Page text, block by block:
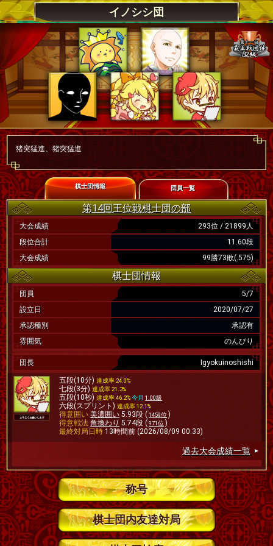
イノシシ団
猪突猛進、猪突猛進
棋士団情報 団員一覧
第14回王位戦棋士団の部
大会成績
293位 / 21899人
段位合計
11.60段
大会成績
99勝73敗(.575)
棋士団情報
団員
5/7
設立日
2020/07/27
承認種別
承認有
雰囲気
のんびり
団長 Igyokuinoshishi
五段(10分)達成率 24.0%
七段(3分)達成率 21.3%
五段(10秒)達成率 46.2%今月1.00級
六段(スプリント)達成率 12.1%
得意囲い 美濃囲い 5.93段 (1459位 )
得意戦法 角換わり 5.74段 (971位 )
最終対局日時 13時間前 (2026/08/09 00:33)
過去大会成績一覧
称号
棋士団内友達対局